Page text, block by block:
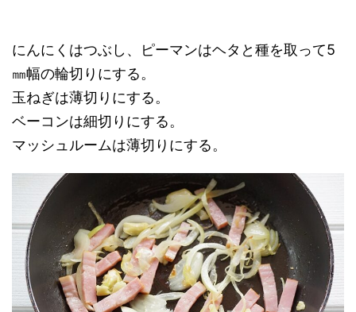
にんにくはつぶし、ピーマンはヘタと種を取って5
㎜幅の輪切りにする。
玉ねぎは薄切りにする。
ベーコンは細切りにする。
マッシュルームは薄切りにする。